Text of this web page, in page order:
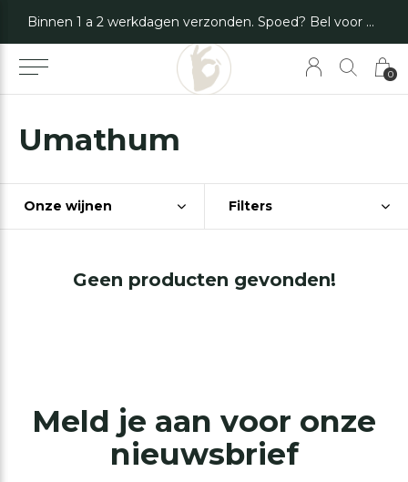
0
Binnen 1 a 2 werkdagen verzonden. Spoed? Bel voor de mogelijkheden.
Umathum
Onze wijnen Filters
Geen producten gevonden!
Meld je aan voor onze
nieuwsbrief